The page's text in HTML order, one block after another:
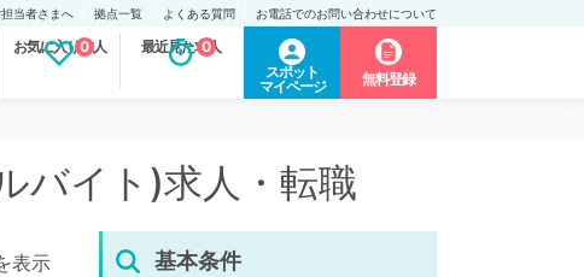
当者さまへ 拠点一覧 よくある質問 お電話でのお問い合わせについて
お気に入り求人
0 最近見た求人
0
スポット
マイページ
無料登録
バイト)求人・転職
表示 基本条件